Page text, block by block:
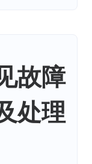
故障
处理